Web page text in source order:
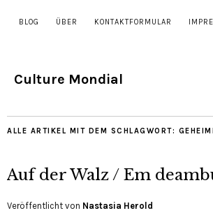
BLOG ÜBER KONTAKTFORMULAR
Culture Mondial
ALLE ARTIKEL MIT DEM SCHLAGWORT:
Auf der Walz / Em
Veröffentlicht von Nastasia Herold